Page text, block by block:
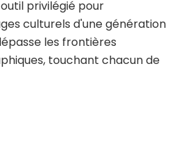
privilégié pour
culturels d'une génération
les frontières
touchant chacun de